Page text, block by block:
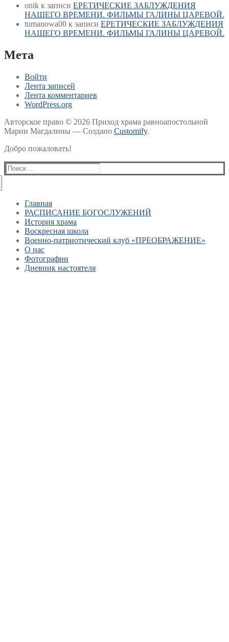
onik к записи ЕРЕТИЧЕСКИЕ ЗАБЛУЖДЕНИЯ
НАШЕГО ВРЕМЕНИ. ФИЛЬМЫ ГАЛИНЫ ЦАРЕВОЙ.
tumanowa00 к записи ЕРЕТИЧЕСКИЕ ЗАБЛУЖДЕНИЯ
НАШЕГО ВРЕМЕНИ. ФИЛЬМЫ ГАЛИНЫ ЦАРЕВОЙ.
Мета
Войти
Лента записей
Лента комментариев
WordPress.org
Авторское право © 2026 Приход храма равноапостольной
Марии Магдалины — Создано Customify.
Добро пожаловать!
Найти:
Главная
РАСПИСАНИЕ БОГОСЛУЖЕНИЙ
История храма
Воскресная школа
Военно-патриотический клуб «ПРЕОБРАЖЕНИЕ»
О нас
Фотографии
Дневник настоятеля